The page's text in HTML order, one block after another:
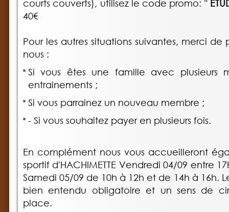
courts couverts), utilisez le code promo: "
40€
Pour les autres situations suivantes, merci
nous :
Si vous êtes une famille avec plusieurs
entrainements ;
Si vous parrainez un nouveau membre ;
- Si vous souhaitez payer en plusieurs fois.
En complément nous vous accueilleront
sportif d'HACHIMETTE Vendredi 04/09 entre
Samedi 05/09 de 10h à 12h et de 14h à 16h.
bien entendu obligatoire et un sens de
place.